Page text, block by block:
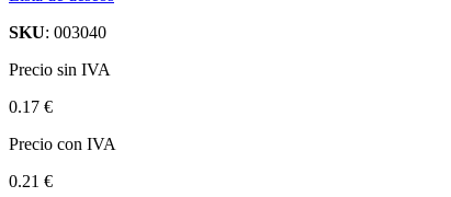
SKU: 003040
Precio sin IVA
0.17 €
Precio con IVA
0.21 €